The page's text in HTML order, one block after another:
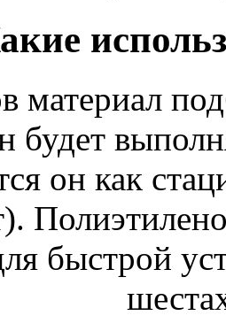
материал
будет
он как
быстрой